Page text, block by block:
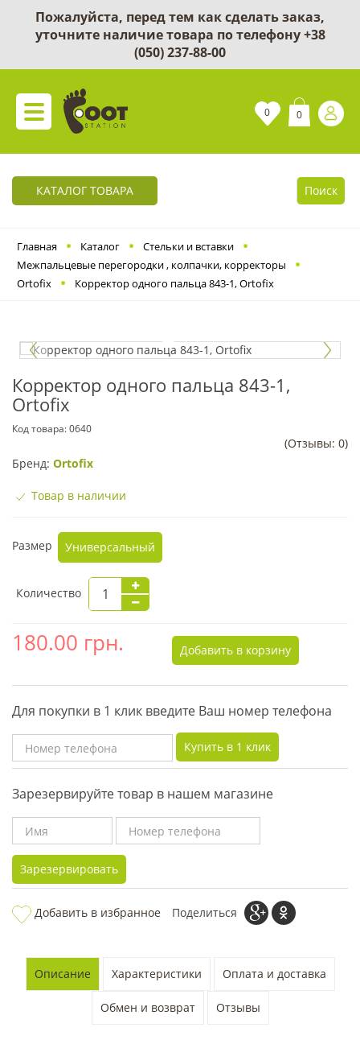
Пожалуйста, перед тем как сделать заказ,
уточните наличие товара по телефону+38
(050) 237-88-00
0 0
КАТАЛОГ ТОВАРА Поиск
Главная Каталог
Cтельки и вставки
Межпальцевые перегородки , колпачки, корректоры
Ortofix
Корректор одного пальца 843-1, Ortofix
Корректор одного пальца 843-1,
Ortofix
Код товара:0640
(Отзывы: 0)
Бренд: Ortofix
Товар в наличии
Размер Универсальный
Количество
180.00 грн. Добавить в корзину
Для покупки в 1 клик введите Ваш номер телефона
Купить в 1 клик
Зарезервируйте товар в нашем магазине
Зарезервировать
Добавить в избранное Поделиться
Описание Характеристики Оплата и доставка
Обмен и возврат Отзывы